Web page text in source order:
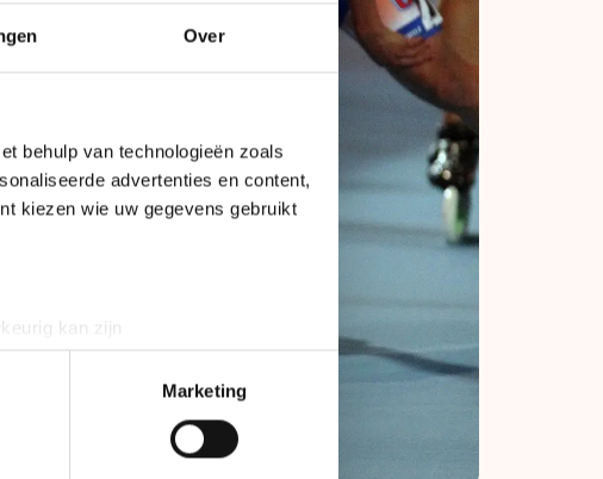
Over
behulp van technologieën zoals
advertenties en content,
kiezen wie uw gegevens gebruikt
kan zijn
(fingerprinting)
in het
detailgedeeltein. U kunt uw
Marketing